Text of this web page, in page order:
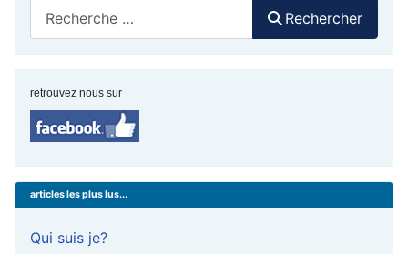
Rechercher
retrouvez nous sur
articles les plus lus...
Qui suis je?